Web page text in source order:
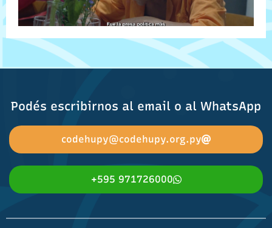
Podés escribirnos al email o al WhatsApp
codehupy@codehupy.org.py
+595 971726000